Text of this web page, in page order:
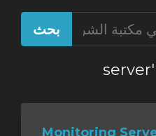
عرض المواد المحددة 'server